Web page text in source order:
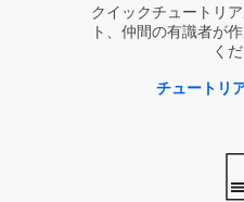
クイックチュートリ
ト、仲間の有識者が
く
チュートリ